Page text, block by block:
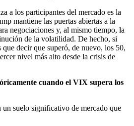
a los participantes del mercado es la
mantiene las puertas abiertas a la
negociaciones y, al mismo tiempo, la
de la volatilidad. De hecho, si
que decir que superó, de nuevo, los 50,
nivel más alto desde la crisis de
cuando el VIX supera los
un suelo significativo de mercado que